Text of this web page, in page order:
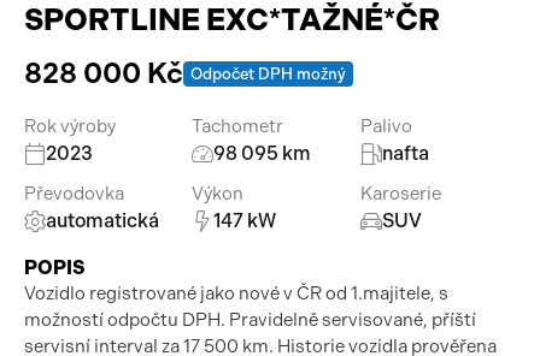
SPORTLINE EXC*TAŽNÉ*ČR
828 000 Kč Odpočet DPH možný
Rok výroby
2023
Tachometr
98 095 km
Palivo
nafta
Převodovka
automatická
Výkon
147 kW
Karoserie
SUV
POPIS
Vozidlo registrované jako nové v ČR od 1.majitele, s
možností odpočtu DPH. Pravidelně servisované, příští
servisní interval za 17 500 km. Historie vozidla prověřena